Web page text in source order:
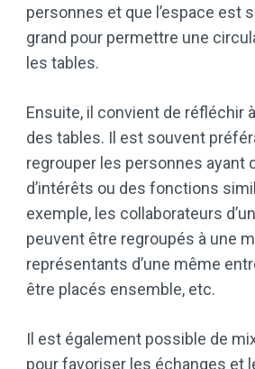
personnes et que l’espace est
grand pour permettre une
les tables.
Ensuite, il convient de réfléchir
des tables. Il est souvent
regrouper les personnes ayant
d’intérêts ou des fonctions
exemple, les collaborateurs
peuvent être regroupés à une
représentants d’une même
être placés ensemble, etc.
Il est également possible de
pour favoriser les échanges et